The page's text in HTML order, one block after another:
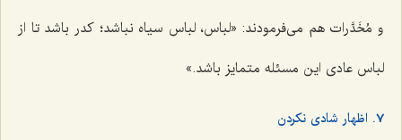
و مُخَدَّرات هم می‌فرمودند: «لباس، لباس سیاه نباشد؛ کدر باشد تا از
لباس عادی این مسئله متمایز باشد.»
7. اظهار شادی نکردن